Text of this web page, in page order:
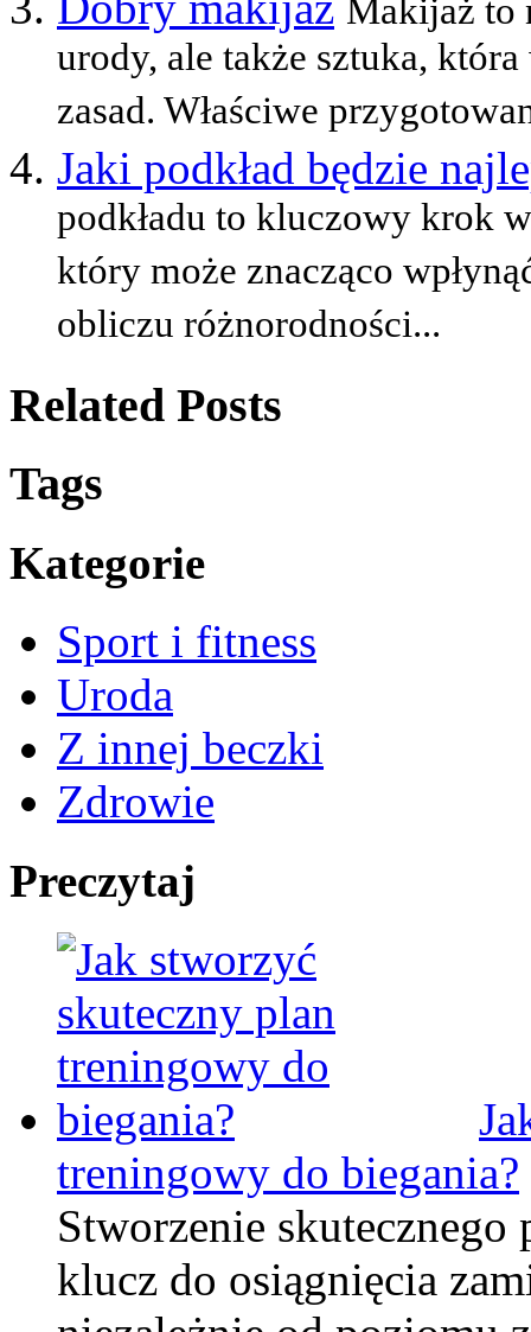
Makijaż to
urody, ale także sztuka,
zasad. Właściwe
Jaki podkład będzie
podkładu to kluczowy krok
który może znacząco
obliczu różnorodności...
Related Posts
Tags
Kategorie
Sport i fitness
Uroda
Z innej beczki
Zdrowie
Preczytaj
treningowy do biegania?
Stworzenie
klucz do osiągnięcia